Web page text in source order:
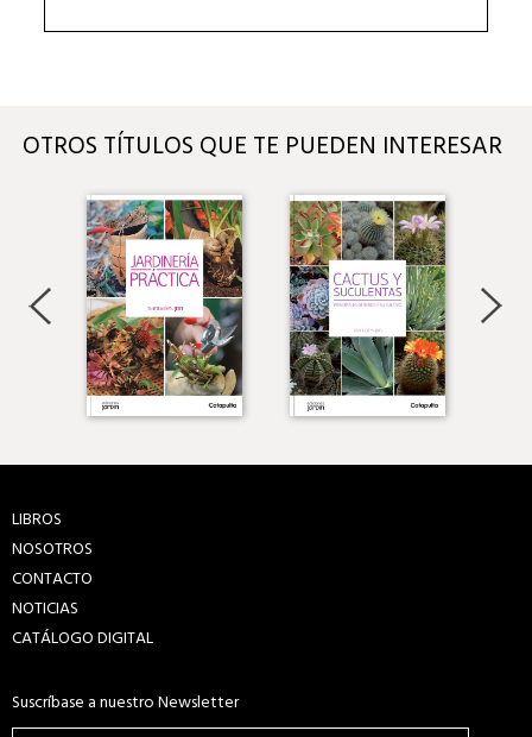
OTROS TÍTULOS QUE TE PUEDEN INTERESAR
LIBROS
NOSOTROS
CONTACTO
NOTICIAS
CATÁLOGO DIGITAL
Suscríbase a nuestro Newsletter